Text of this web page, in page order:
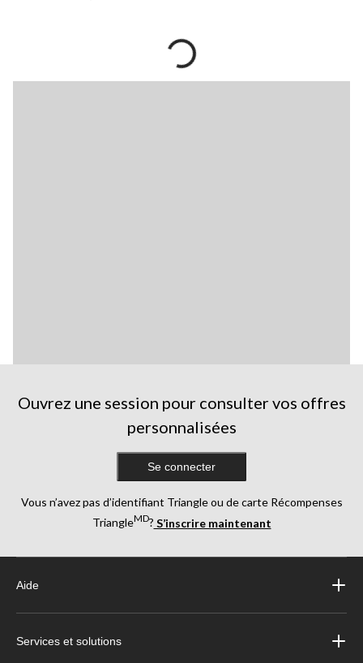
Ouvrez une session pour consulter vos offres
personnalisées
Se connecter
Vous n’avez pas d’identifiant Triangle ou de carte Récompenses
TriangleMD? S’inscrire maintenant
Aide
Services et solutions